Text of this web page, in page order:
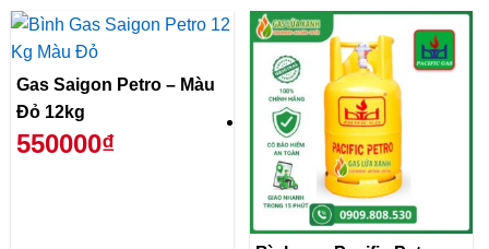
Gas Saigon Petro – Màu
Đỏ 12kg
550000₫